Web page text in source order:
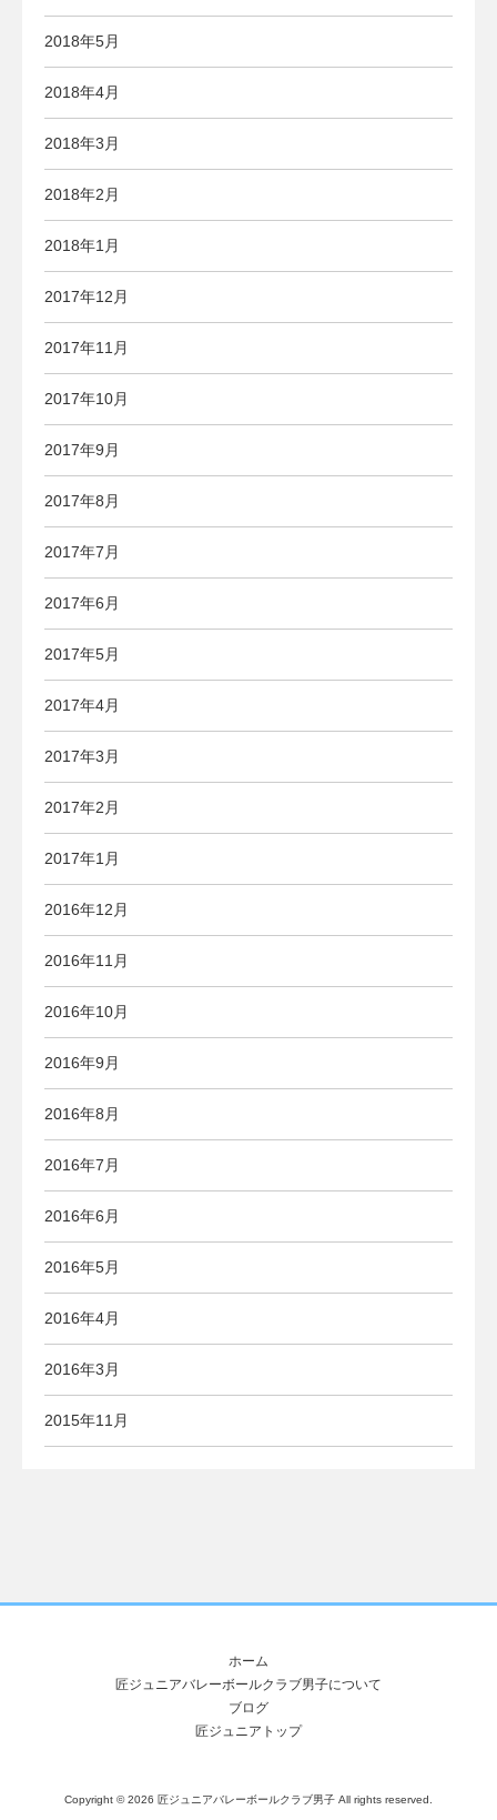
2018年5月
2018年4月
2018年3月
2018年2月
2018年1月
2017年12月
2017年11月
2017年10月
2017年9月
2017年8月
2017年7月
2017年6月
2017年5月
2017年4月
2017年3月
2017年2月
2017年1月
2016年12月
2016年11月
2016年10月
2016年9月
2016年8月
2016年7月
2016年6月
2016年5月
2016年4月
2016年3月
2015年11月
ホーム
匠ジュニアバレーボールクラブ男子について
ブログ
匠ジュニアトップ
Copyright ©2026 匠ジュニアバレーボールクラブ男子 All rights reserved.